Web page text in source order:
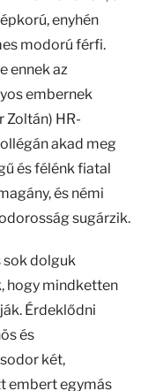
enyhén
modorú férfi.
ennek az
embernek
Zoltán) HR-
akad meg
és félénk fiatal
és némi
sugárzik.
sok dolguk
hogy mindketten
Érdeklődni
és
két,
embert egymás